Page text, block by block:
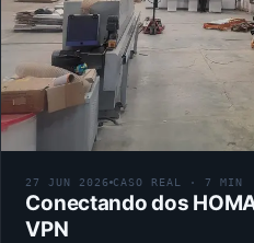
27 JUN 2026 CASO REAL · 7 MIN
Conectando dos
VPN